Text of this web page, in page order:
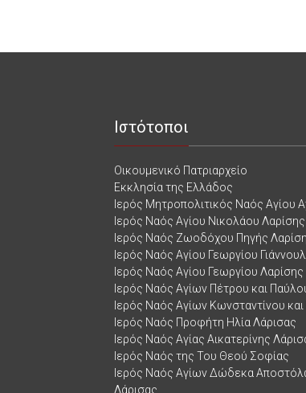
Ιστότοποι
Οικουμενικό Πατριαρχείο
Εκκλησία της Ελλάδος
Ιερός Μητροπολιτικός Ναός Αγίου
Ιερός Ναός Αγίου Νικολάου Λαρίσης
Ιερός Ναός Ζωοδόχου Πηγής
Ιερός Ναός Αγίου Γεωργίου
Ιερός Ναός Αγίου Γεωργίου Λαρίσης
Ιερός Ναός Αγίων Πέτρου και
Ιερός Ναός Αγίων Κωνσταντίνου
Ιερός Ναός Προφήτη Ηλία Λάρισας
Ιερός Ναός Αγίας Αικατερίνης
Ιερός Ναός της Του Θεού Σοφίας
Ιερός Ναός Αγίων Δώδεκα
Λάρισας